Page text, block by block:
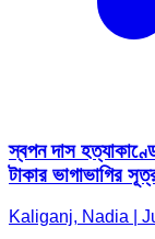
স্বপন দাস
টাকার ভাগাভাগির
Kaliganj, Nadia |